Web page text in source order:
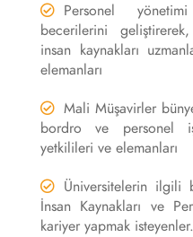
Personel
becerilerini
insan kaynakları
elemanları
Mali Müşavirler
bordro ve personel
yetkilileri ve elemanları
Üniversitelerin ilgili
İnsan Kaynakları ve
kariyer yapmak isteyenler.